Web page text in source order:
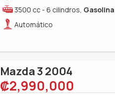
3500 cc - 6 cilindros, Gasolina
Automático
Mazda 3 2004
‎₡2,990,000